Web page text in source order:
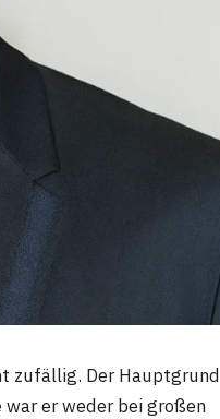
zufällig. Der Hauptgrund
war er weder bei großen